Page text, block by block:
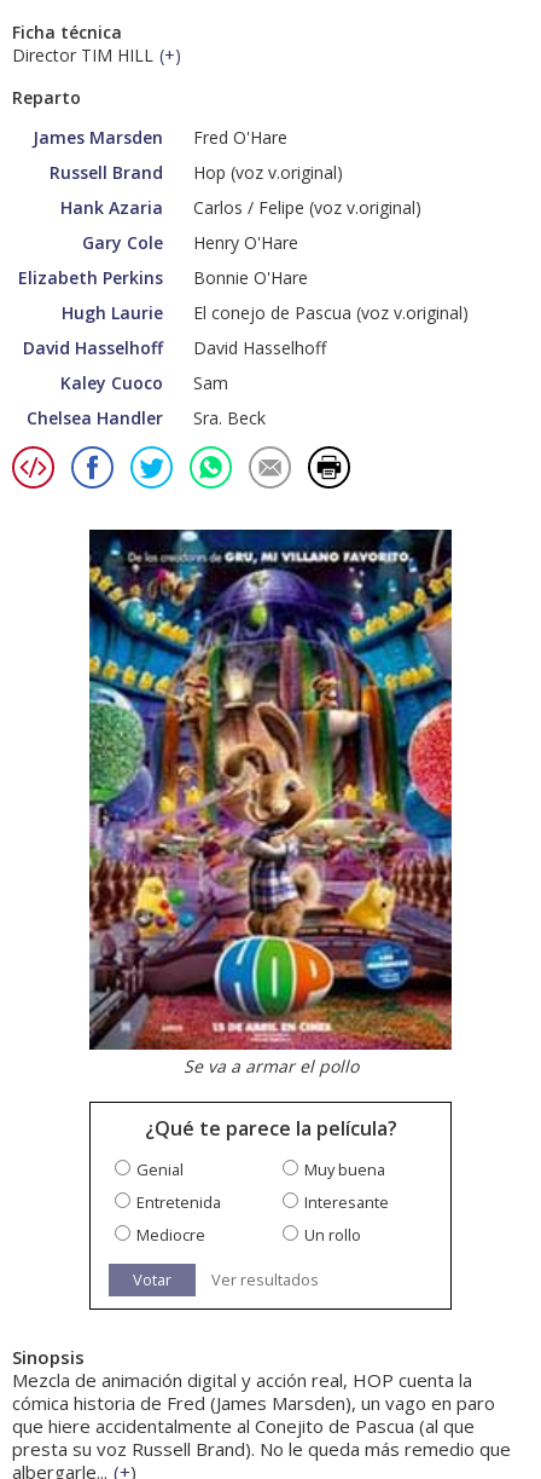
Ficha técnica
Director TIM HILL (+)
Reparto
James Marsden
Fred O'Hare
Russell Brand
Hop (voz v.original)
Hank Azaria
Carlos / Felipe (voz v.original)
Gary Cole
Henry O'Hare
Elizabeth Perkins
Bonnie O'Hare
Hugh Laurie
El conejo de Pascua (voz v.original)
David Hasselhoff
David Hasselhoff
Kaley Cuoco
Sam
Chelsea Handler
Sra. Beck
Se va a armar el pollo
¿Qué te parece la película?
Genial
Muy buena
Entretenida
Interesante
Mediocre
Un rollo
Votar Ver resultados
Sinopsis
Mezcla de animación digital y acción real, HOP cuenta la
cómica historia de Fred (James Marsden), un vago en paro
que hiere accidentalmente al Conejito de Pascua (al que
presta su voz Russell Brand). No le queda más remedio que
albergarle... (+)